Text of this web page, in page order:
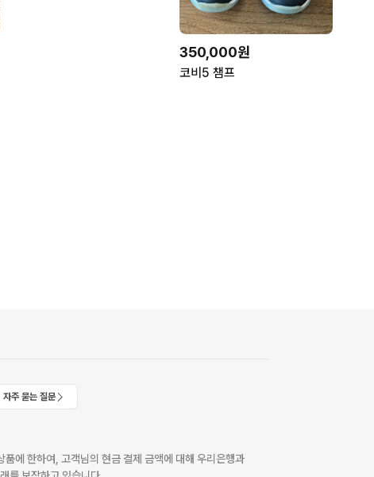
350,000원
코비5 챔프
자주 묻는 질문
에 한하여, 고객님의 현금 결제 금액에 대해 우리은행과